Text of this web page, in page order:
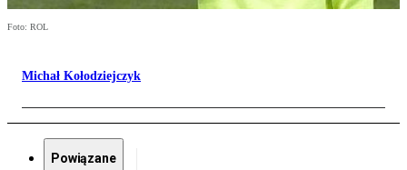
Foto: ROL
Michał Kołodziejczyk
Powiązane